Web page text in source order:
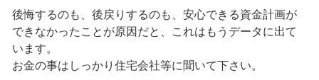
後悔するのも、後戻りするのも、安心できる資金計画が
できなかったことが原因だと、これはもうデータに出て
います。
お金の事はしっかり住宅会社等に聞いて下さい。